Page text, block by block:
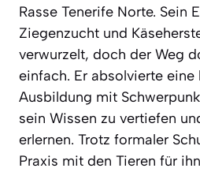
Rasse Tenerife Norte. Sein
Ziegenzucht und
verwurzelt, doch der Weg
einfach. Er absolvierte
Ausbildung mit
sein Wissen zu vertiefen
erlernen. Trotz formaler
Praxis mit den Tieren für